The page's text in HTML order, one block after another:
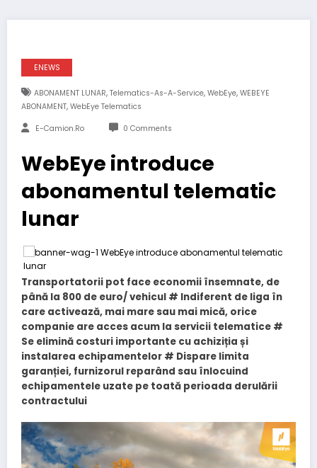
ENEWS
ABONAMENT LUNAR, Telematics-As-A-Service, WebEye, WEBEYE
ABONAMENT, WebEye Telematics
E-Camion.ro 0 Comments
WebEye introduce
abonamentul telematic
lunar
Transportatorii pot face economii însemnate, de
până la 800 de euro/ vehicul # Indiferent de liga în
care activează, mai mare sau mai mică, orice
companie are acces acum la servicii telematice #
Se elimină costuri importante cu achiziția și
instalarea echipamentelor # Dispare limita
garanției, furnizorul reparând sau înlocuind
echipamentele uzate pe toată perioada derulării
contractului